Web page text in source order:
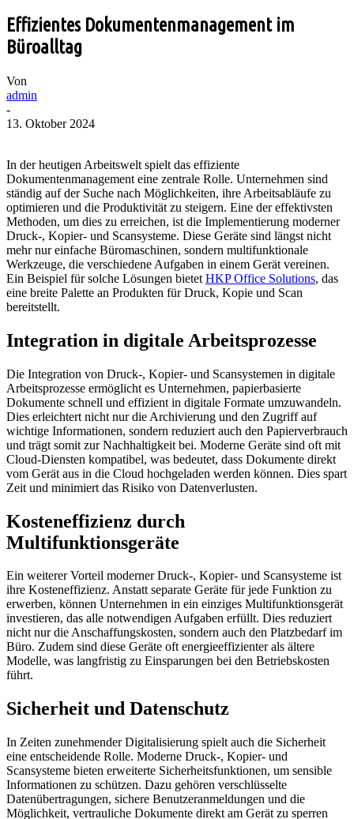
Effizientes Dokumentenmanagement im
Büroalltag
Von
admin
-
13. Oktober 2024
In der heutigen Arbeitswelt spielt das effiziente
Dokumentenmanagement eine zentrale Rolle. Unternehmen sind
ständig auf der Suche nach Möglichkeiten, ihre Arbeitsabläufe zu
optimieren und die Produktivität zu steigern. Eine der effektivsten
Methoden, um dies zu erreichen, ist die Implementierung moderner
Druck-, Kopier- und Scansysteme. Diese Geräte sind längst nicht
mehr nur einfache Büromaschinen, sondern multifunktionale
Werkzeuge, die verschiedene Aufgaben in einem Gerät vereinen.
Ein Beispiel für solche Lösungen bietet HKP Office Solutions, das
eine breite Palette an Produkten für Druck, Kopie und Scan
bereitstellt.
Integration in digitale Arbeitsprozesse
Die Integration von Druck-, Kopier- und Scansystemen in digitale
Arbeitsprozesse ermöglicht es Unternehmen, papierbasierte
Dokumente schnell und effizient in digitale Formate umzuwandeln.
Dies erleichtert nicht nur die Archivierung und den Zugriff auf
wichtige Informationen, sondern reduziert auch den Papierverbrauch
und trägt somit zur Nachhaltigkeit bei. Moderne Geräte sind oft mit
Cloud-Diensten kompatibel, was bedeutet, dass Dokumente direkt
vom Gerät aus in die Cloud hochgeladen werden können. Dies spart
Zeit und minimiert das Risiko von Datenverlusten.
Kosteneffizienz durch
Multifunktionsgeräte
Ein weiterer Vorteil moderner Druck-, Kopier- und Scansysteme ist
ihre Kosteneffizienz. Anstatt separate Geräte für jede Funktion zu
erwerben, können Unternehmen in ein einziges Multifunktionsgerät
investieren, das alle notwendigen Aufgaben erfüllt. Dies reduziert
nicht nur die Anschaffungskosten, sondern auch den Platzbedarf im
Büro. Zudem sind diese Geräte oft energieeffizienter als ältere
Modelle, was langfristig zu Einsparungen bei den Betriebskosten
führt.
Sicherheit und Datenschutz
In Zeiten zunehmender Digitalisierung spielt auch die Sicherheit
eine entscheidende Rolle. Moderne Druck-, Kopier- und
Scansysteme bieten erweiterte Sicherheitsfunktionen, um sensible
Informationen zu schützen. Dazu gehören verschlüsselte
Datenübertragungen, sichere Benutzeranmeldungen und die
Möglichkeit, vertrauliche Dokumente direkt am Gerät zu sperren